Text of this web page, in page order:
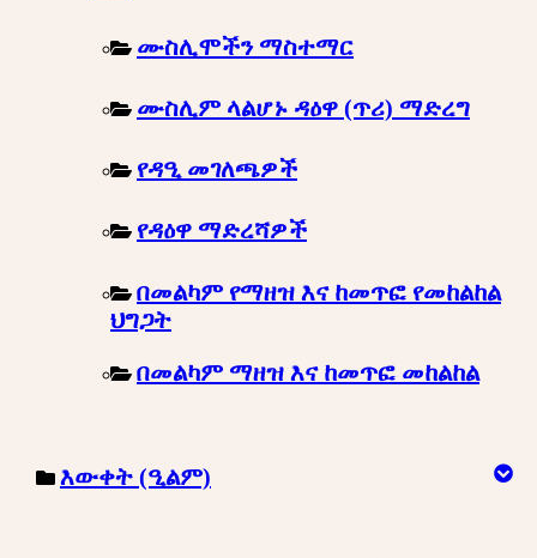
ሙስሊሞችን ማስተማር
ሙስሊም ላልሆኑ ዳዕዋ (ጥሪ) ማድረግ
የዳዒ መገለጫዎች
የዳዕዋ ማድረሻዎች
በመልካም የማዘዝ እና ከመጥፎ የመከልከል
ህግጋት
በመልካም ማዘዝ እና ከመጥፎ መከልከል
እውቀት (ዒልም)